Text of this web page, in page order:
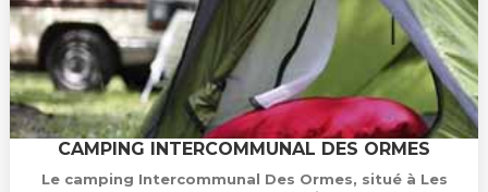
CAMPING INTERCOMMUNAL DES ORMES
Le camping Intercommunal Des Ormes, situé à Les